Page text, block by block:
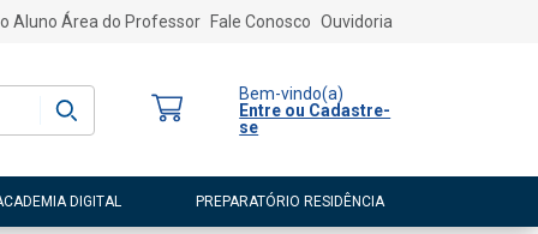
Aluno Área do Professor Fale Conosco Ouvidoria
Bem-vindo(a)
Entre ou Cadastre-
se
DIGITAL PREPARATÓRIO RESIDÊNCIA